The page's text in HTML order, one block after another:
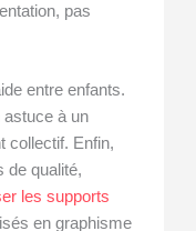
pas
entre enfants.
astuce à un
collectif. Enfin,
de qualité,
les supports
en graphisme